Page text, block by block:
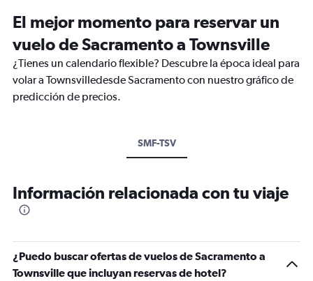
El mejor momento para reservar un
vuelo de Sacramento a Townsville
¿Tienes un calendario flexible? Descubre la época ideal para
volar a Townsvilledesde Sacramento con nuestro gráfico de
predicción de precios.
SMF-TSV
Información relacionada con tu viaje
¿Puedo buscar ofertas de vuelos de Sacramento a
Townsville que incluyan reservas de hotel?